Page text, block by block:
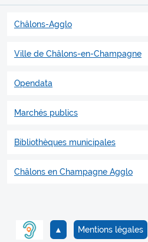
Châlons-Agglo
Ville de Châlons-en-Champagne
Opendata
Marchés publics
Bibliothèques municipales
Châlons en Champagne Agglo
Mentions légales
▲